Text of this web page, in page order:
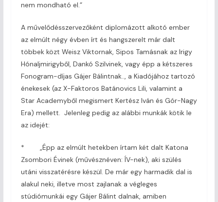
nem mondható el.”
A művelődésszervezőként diplomázott alkotó ember
az elmúlt négy évben írt és hangszerelt már dalt
többek közt Weisz Viktornak, Sipos Tamásnak az Irigy
Hónaljmirigyből, Dankó Szilvinek, vagy épp a kétszeres
Fonogram-díjas Gájer Bálintnak.., a Kiadójához tartozó
énekesek (az X-Faktoros Batánovics Lili, valamint a
Star Academyből megismert Kertész Iván és Gór-Nagy
Era) mellett. Jelenleg pedig az alábbi munkák kötik le
az idejét:
* „Épp az elmúlt hetekben írtam két dalt Katona
Zsombori Évinek (művésznéven: ÍV-nek), aki szülés
utáni visszatérésre készül. De már egy harmadik dal is
alakul neki, illetve most zajlanak a végleges
stúdiómunkái egy Gájer Bálint dalnak, amiben